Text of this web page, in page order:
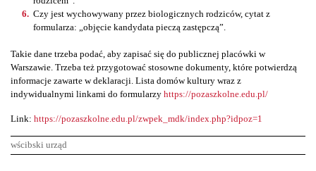
Czy jest wychowywany przez biologicznych rodziców, cytat z
formularza: „objęcie kandydata pieczą zastępczą”.
Takie dane trzeba podać, aby zapisać się do publicznej placówki w
Warszawie. Trzeba też przygotować stosowne dokumenty, które potwierdzą
informacje zawarte w deklaracji. Lista domów kultury wraz z
indywidualnymi linkami do formularzy https://pozaszkolne.edu.pl/
Link: https://pozaszkolne.edu.pl/zwpek_mdk/index.php?idpoz=1
wścibski urząd